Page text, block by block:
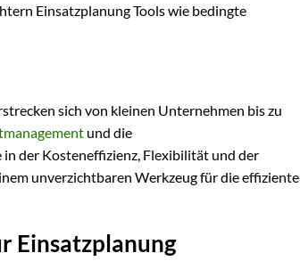
Einsatzplanung Tools wie bedingte
sich von kleinen Unternehmen bis zu
und die
der Kosteneffizienz, Flexibilität und der
unverzichtbaren Werkzeug für die effiziente
Einsatzplanung